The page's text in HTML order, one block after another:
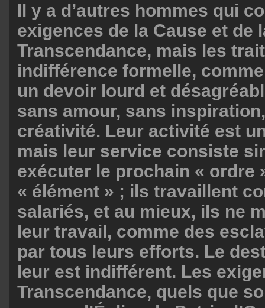
Il y a d’autres hommes qui
exigences de la Cause et de
Transcendance, mais les
indifférence formelle,
un devoir lourd et
sans amour, sans
créativité. Leur activité est
mais leur service consiste
exécuter le prochain « ordre
« élément » ; ils travaillent
salariés, et au mieux, ils ne
leur travail, comme des
par tous leurs efforts. Le
leur est indifférent. Les
Transcendance, quels que